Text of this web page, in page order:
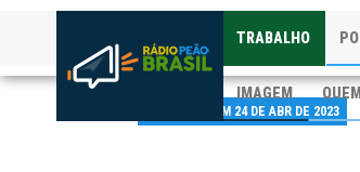
TRABALHO
IMAGEM
PUBLICADO EM 24 DE ABR DE 2023